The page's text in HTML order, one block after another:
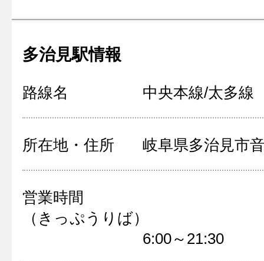
多治見駅情報
路線名 中央本線/太多線
所在地・住所 岐阜県多治見市
営業時間
（きっぷうりば）
6:00～21:30